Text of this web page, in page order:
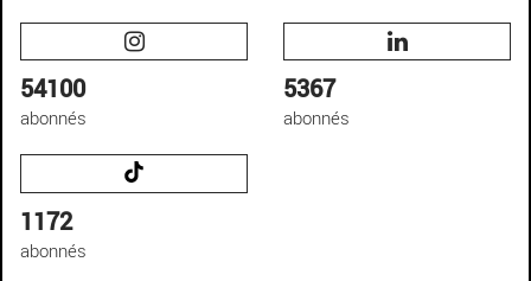
54100
abonnés
5367
abonnés
1172
abonnés